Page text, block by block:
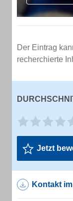
Der Eintrag
recherchierte
Jetzt
Kontakt